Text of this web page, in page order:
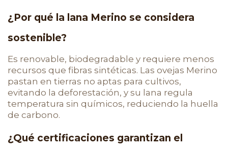
¿Por qué la lana Merino se considera
sostenible?
Es renovable, biodegradable y requiere menos
recursos que fibras sintéticas. Las ovejas Merino
pastan en tierras no aptas para cultivos,
evitando la deforestación, y su lana regula
temperatura sin químicos, reduciendo la huella
de carbono.
¿Qué certificaciones garantizan el